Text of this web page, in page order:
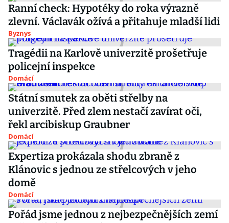
Ranní check: Hypotéky do roka výrazně
zlevní. Václavák ožívá a přitahuje mladší lidi
Byznys
Tragédii na Karlově univerzitě prošetřuje
policejní inspekce
Domácí
Státní smutek za oběti střelby na
univerzitě. Před zlem nestačí zavírat oči,
řekl arcibiskup Graubner
Domácí
Expertiza prokázala shodu zbraně z
Klánovic s jednou ze střelcových v jeho
domě
Domácí
Pořád jsme jednou z nejbezpečnějších zemí